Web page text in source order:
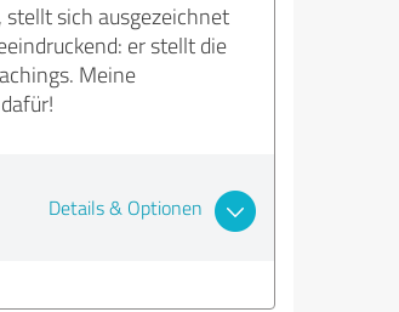
stellt sich ausgezeichnet
er stellt die
Meine
Details & Optionen